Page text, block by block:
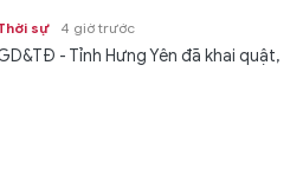
sự 4 giờ trước
- Tỉnh Hưng Yên đã khai quật,